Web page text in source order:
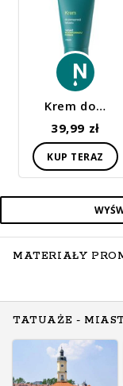
Krem do…
39,99 zł
KUP TERAZ
MATERIAŁY
TATUAŻE -